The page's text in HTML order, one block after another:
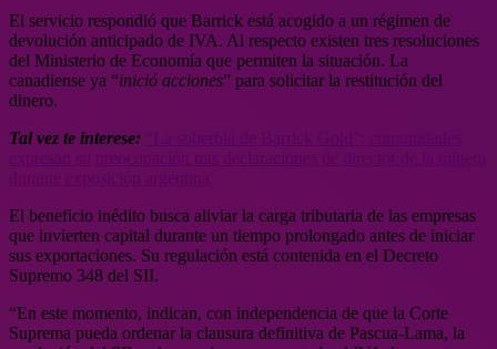
El servicio respondió que Barrick está acogido a un régimen de
devolución anticipado de IVA. Al respecto existen tres resoluciones
del Ministerio de Economía que permiten la situación. La
canadiense ya “inició acciones” para solicitar la restitución del
dinero.
Tal vez te interese:
El beneficio inédito busca aliviar la carga tributaria de las empresas
que invierten capital durante un tiempo prolongado antes de iniciar
sus exportaciones. Su regulación está contenida en el Decreto
Supremo 348 del SII.
“En este momento, indican, con independencia de que la Corte
Suprema pueda ordenar la clausura definitiva de Pascua-Lama, la